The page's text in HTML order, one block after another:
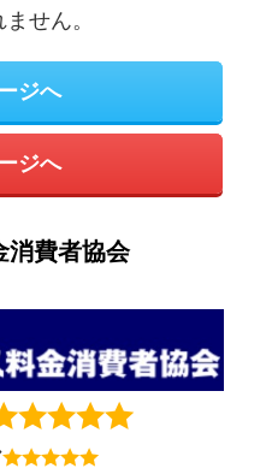
せん。
ジへ
ジへ
消費者協会